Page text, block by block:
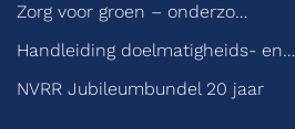
Zorg voor groen – onderzo…
Handleiding doelmatigheids- en…
NVRR Jubileumbundel 20 jaar